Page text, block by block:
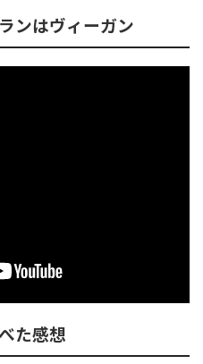
ンはヴィーガン
た感想